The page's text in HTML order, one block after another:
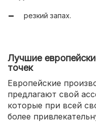
резкий запах.
Лучшие
точек
Европейские
предлагают свой
которые при всей
более